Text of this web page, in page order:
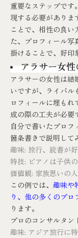
重要なステップです
現する必要がありま
ことで、相性の良
た、プロフィール
掛けることで、好印
アラサー女
アラサーの女性は
いですが、ライバ
ロフィールに埋も
成の際の工夫が必要
自分で書いたプロ
箇条書きで説明して
趣味: 旅行、読書が
特技: ピアノは子供
価値観: 家族思いの
この例では、 趣味や
り、他の多くのプ
ります。
プロのコンサルタン
趣味: アジア旅行に